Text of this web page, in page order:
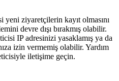
ziyaretçilerin kayıt olmasını
devre dışı bırakmış olabilir.
IP adresinizi yasaklamış ya da
izin vermemiş olabilir. Yardım
iletişime geçin.